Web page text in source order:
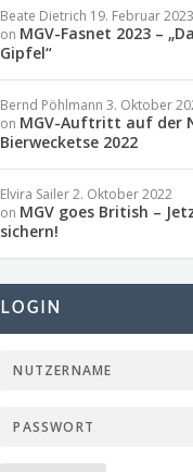
Beate Dietrich 19. Februar 2023
on MGV-Fasnet 2023 –
Gipfel“
Bernd Pöhlmann 3. Oktober
on MGV-Auftritt auf der
Bierwecketse 2022
Elvira Sailer2. Oktober 2022
on MGV goes British –
sichern!
LOGIN